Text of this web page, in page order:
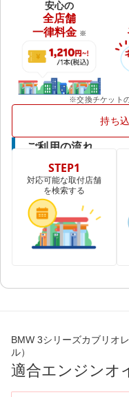
安心の
全店舗
一律料金 ※
※交換チケット
持ち
ご利用の流れ
STEP1
対応可能な取付店舗
を検索する
BMW 3シリーズカブリオ
ル）
適合エンジンオ